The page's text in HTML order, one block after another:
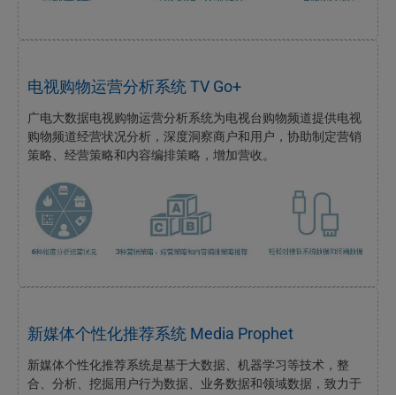
电视购物运营分析系统 TV Go+
广电大数据电视购物运营分析系统为电视台购物频道提供电视
购物频道经营状况分析，深度洞察商户和用户，协助制定营销
策略、经营策略和内容编排策略，增加营收。
新媒体个性化推荐系统 Media Prophet
新媒体个性化推荐系统是基于大数据、机器学习等技术，整
合、分析、挖掘用户行为数据、业务数据和领域数据，致力于